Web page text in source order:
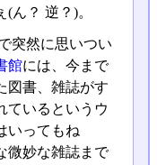
ん？ 逆？)。
突然に思いつい
館には、今まで
図書、雑誌がす
ているというウ
ってもね
妙な雑誌まで